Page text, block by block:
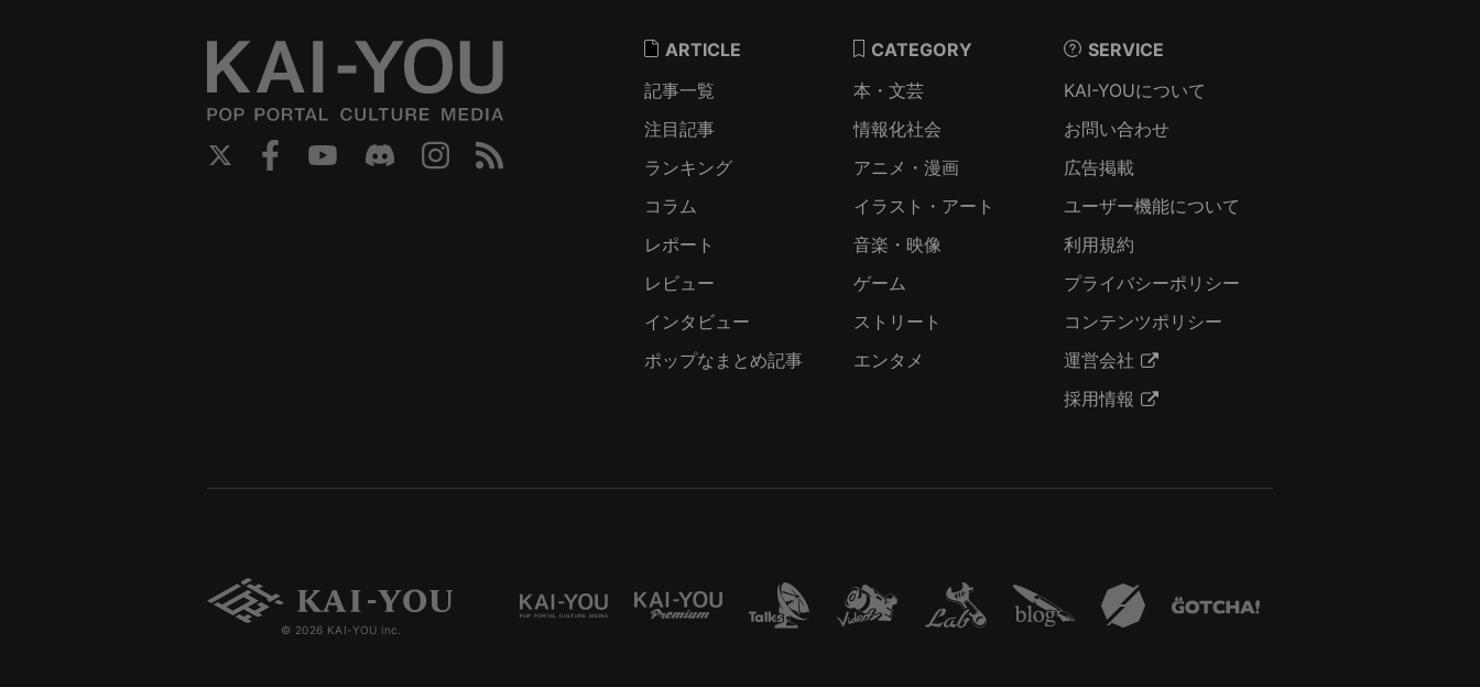
ARTICLE
記事一覧
注目記事
ランキング
コラム
レポート
レビュー
インタビュー
ポップなまとめ記事
CATEGORY
本・文芸
情報化社会
アニメ・漫画
イラスト・アート
音楽・映像
ゲーム
ストリート
エンタメ
SERVICE
KAI-YOUについて
お問い合わせ
広告掲載
ユーザー機能について
利用規約
プライバシーポリシー
コンテンツポリシー
運営会社
採用情報
© 2026 KAI-YOU inc.